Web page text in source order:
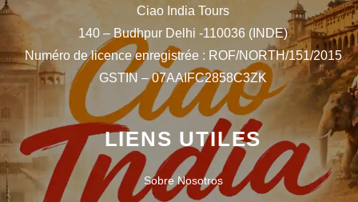
Ciao India Tours
140 – Budhpur Delhi -110036 (INDE)
Numéro de licence enregistrée : ROF/NORTH/151/2015
GSTIN – 07AAIFC2858C3ZK
LIENS UTILES
Sobre Nosotros